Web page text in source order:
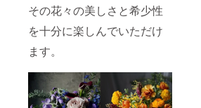
その花々の美しさと希少性
を十分に楽しんでいただけ
ます。